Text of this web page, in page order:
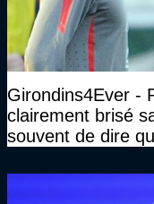
Girondins4Ever -
clairement brisé
souvent de dire